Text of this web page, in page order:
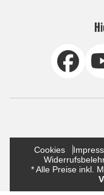
Cookies
* Alle Preise inkl.